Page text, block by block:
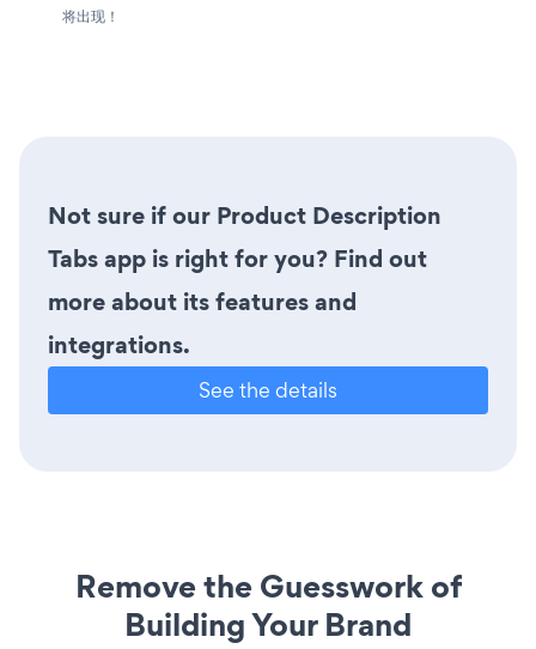
将出现！
Not sure if our Product Description
Tabs app is right for you? Find out
more about its features and
integrations.
See the details
Remove the Guesswork of
Building Your Brand